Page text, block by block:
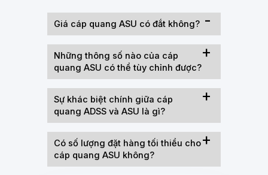
Giá cáp quang ASU có đắt không?
Những thông số nào của cáp
quang ASU có thể tùy chỉnh được?
Sự khác biệt chính giữa cáp
quang ADSS và ASU là gì?
Có số lượng đặt hàng tối thiểu cho
cáp quang ASU không?